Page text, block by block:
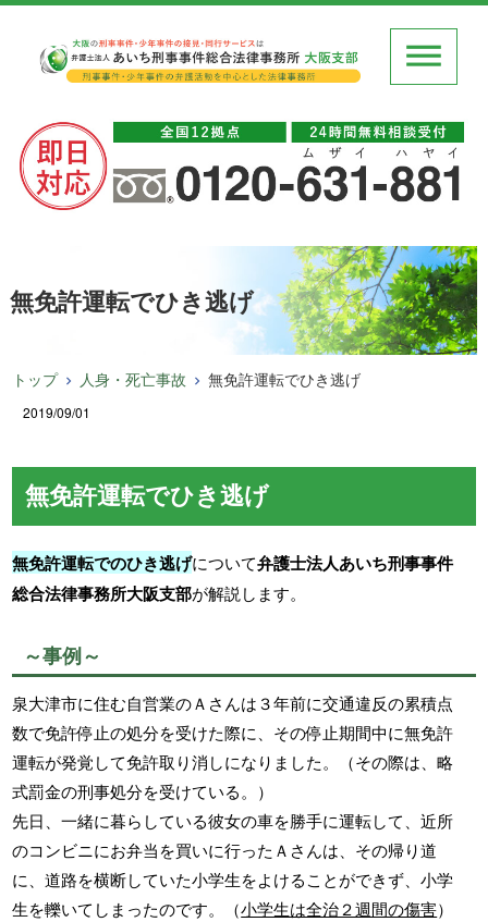
無免許運転でひき逃げ
トップ 人身・死亡事故 無免許運転でひき逃げ
2019/09/01
無免許運転でひき逃げ
無免許運転でのひき逃げについて弁護士法人あいち刑事事件
総合法律事務所大阪支部が解説します。
～事例～
泉大津市に住む自営業のＡさんは３年前に交通違反の累積点
数で免許停止の処分を受けた際に、その停止期間中に無免許
運転が発覚して免許取り消しになりました。（その際は、略
式罰金の刑事処分を受けている。）
先日、一緒に暮らしている彼女の車を勝手に運転して、近所
のコンビニにお弁当を買いに行ったＡさんは、その帰り道
に、道路を横断していた小学生をよけることができず、小学
生を轢いてしまったのです。（小学生は全治２週間の傷害）